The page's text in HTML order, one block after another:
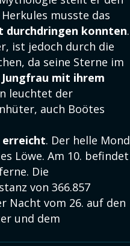
musste das
durchdringen konnten.
ist jedoch durch die
da seine Sterne im
mit ihrem
leuchtet der
auch Boötes
erreicht. Der helle Mond
Löwe. Am 10. befindet
Die
von 366.857
Nacht vom 26. auf den
und dem